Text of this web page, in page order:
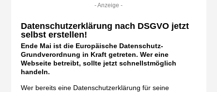
- Anzeige -
Datenschutzerklärung nach DSGVO jetzt
selbst erstellen!
Ende Mai ist die Europäische Datenschutz-
Grundverordnung in Kraft getreten. Wer eine
Webseite betreibt, sollte jetzt schnellstmöglich
handeln.
Wer bereits eine Datenschutzerklärung für seine